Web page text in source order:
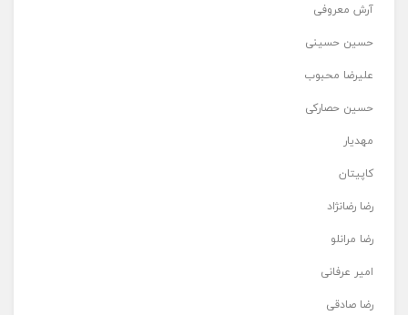
آرش معروفی
حسین حسینی
علیرضا محبوب
حسین حصارکی
مهدیار
کاپیتان
رضا رضانژاد
رضا مرانلو
امیر عرفانی
رضا صادقی